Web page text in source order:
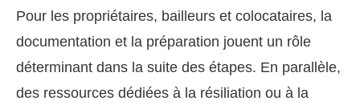
Pour les propriétaires, bailleurs et colocataires, la
documentation et la préparation jouent un rôle
déterminant dans la suite des étapes. En parallèle,
des ressources dédiées à la résiliation ou à la